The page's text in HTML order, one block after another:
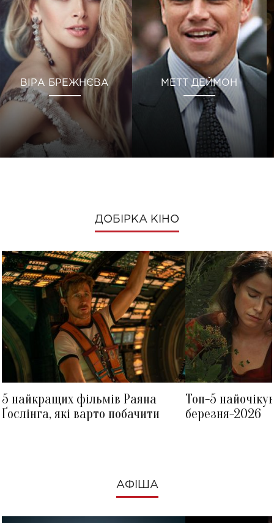
ВІРА БРЕЖНЄВА МЕТТ ДЕЙМОН
ДОБІРКА КІНО
5 найкращих фільмів Раяна
Ґослінга, які варто побачити
Топ-5
березня-2026
АФІША